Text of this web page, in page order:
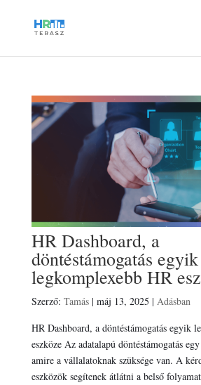
HR Dashboard, a
döntéstámogatás egyik
legkomplexebb HR
Szerző: Tamás| máj 13, 2025 | Adásban
HR Dashboard, a döntéstámogatás egyik
eszköze Az adatalapú döntéstámogatás
amire a vállalatoknak szüksége van. A
eszközök segítenek átlátni a belső